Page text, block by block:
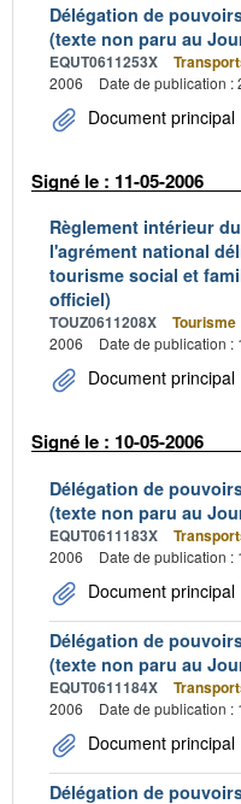
Délégation de
(texte non paru au
EQUT0611253X
2006
Date de publication :
Document principal
Signé le : 11-05-2006
Règlement intérieur
l'agrément national
tourisme social et
officiel)
TOUZ0611208X Tourisme
2006
Date de publication :
Document principal
Signé le : 10-05-2006
Délégation de
(texte non paru au
EQUT0611183X
2006
Date de publication :
Document principal
Délégation de
(texte non paru au
EQUT0611184X
2006
Date de publication :
Document principal
Délégation de